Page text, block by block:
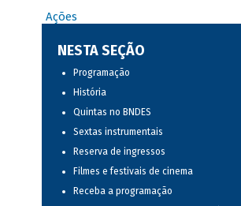
Ações
NESTA SEÇÃO
Programação
História
Quintas no BNDES
Sextas instrumentais
Reserva de ingressos
Filmes e festivais de cinema
Receba a programação